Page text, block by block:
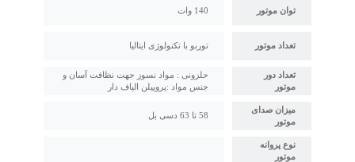
توان موتور 140 وات
تعداد موتور توربو با تکنولوژی ایتالیا
تعداد دور
موتور
حلزونی : مواد نسوز جهت نظافت آسان و
جنس مواد :پروپیلن الیاف دار
میزان صدای
موتور
58 تا 63 دسی بل
نوع پروانه
موتور